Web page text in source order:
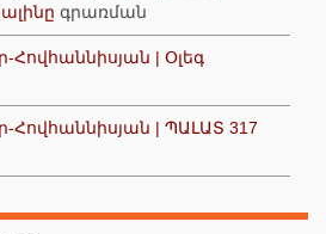
գրառման
Հովհաննիսյան | Օլեգ
Հովհաննիսյան | ՊԱԼԱՏ 317